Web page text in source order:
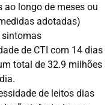
longo de meses ou
adotadas)
sintomas
de CTI com 14 dias
total de 32.9 milhões
de leitos dias